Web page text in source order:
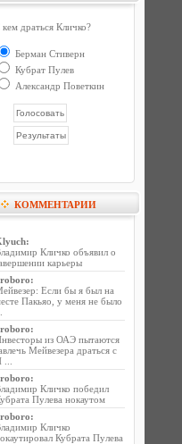
драться Кличко?
Берман Стиверн
Кубрат Пулев
Александр Поветкин
КОММЕНТАРИИ
:
Кличко объявил о
карьеры
:
Если бы я был на
Пакьяо, у меня не было
:
из ОАЭ пытаются
Мейвезера драться с
:
Кличко победил
Пулева нокаутом
:
Кличко
Кубрата Пулева